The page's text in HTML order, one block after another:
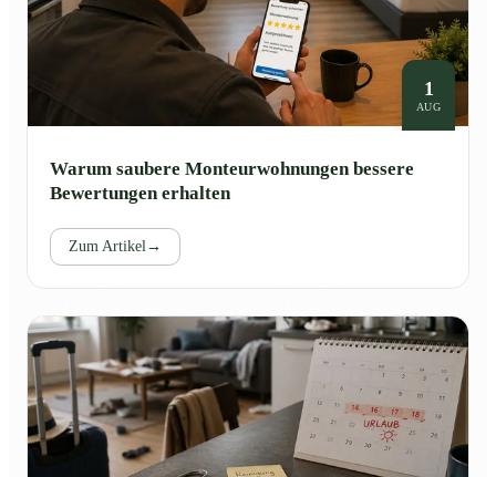
1
AUG
Warum saubere Monteurwohnungen bessere
Bewertungen erhalten
Zum Artikel→